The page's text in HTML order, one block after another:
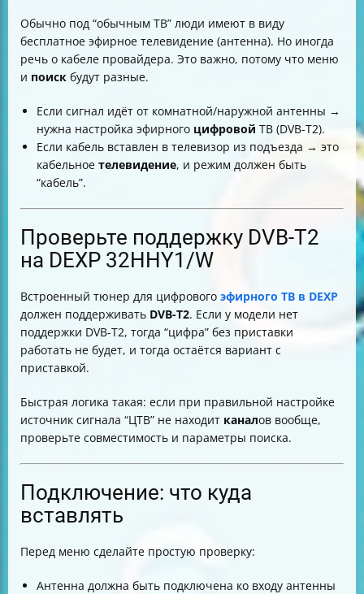
Обычно под “обычным ТВ” люди имеют в виду
бесплатное эфирное телевидение (антенна). Но иногда
речь о кабеле провайдера. Это важно, потому что меню
и поиск будут разные.
Если сигнал идёт от комнатной/наружной антенны →
нужна настройка эфирного цифровой ТВ (DVB-T2).
Если кабель вставлен в телевизор из подъезда → это
кабельное телевидение, и режим должен быть
“кабель”.
Проверьте поддержку DVB-T2
на DEXP 32HHY1/W
Встроенный тюнер для цифрового эфирного ТВ в DEXP
должен поддерживать DVB-T2. Если у модели нет
поддержки DVB-T2, тогда “цифра” без приставки
работать не будет, и тогда остаётся вариант с
приставкой.
Быстрая логика такая: если при правильной настройке
источник сигнала “ЦТВ” не находит каналов вообще,
проверьте совместимость и параметры поиска.
Подключение: что куда
вставлять
Перед меню сделайте простую проверку:
Антенна должна быть подключена ко входу антенны